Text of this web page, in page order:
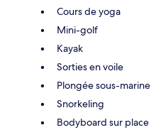
Cours de yoga
Mini-golf
Kayak
Sorties en voile
Plongée sous-marine
Snorkeling
Bodyboard sur place